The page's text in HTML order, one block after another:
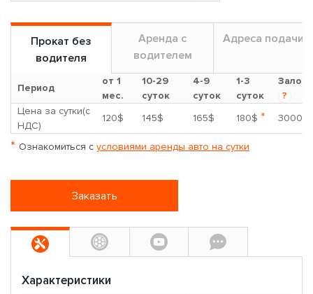
Прокат без
водителя
Аренда с
водителем
Адреса подачи
Период
от 1
мес.
10-29
суток
4-9
суток
1-3
суток
Залог
?
Цена за сутки(с
НДС)
120$ 145$ 165$ 180$ * 3000$
* Ознакомиться с условиями аренды авто на сутки
Заказать
Характеристики